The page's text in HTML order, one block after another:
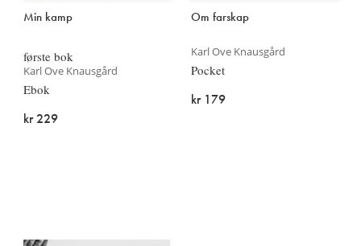
Min kamp
første bok
Karl Ove Knausgård
Ebok
kr 229
Om farskap
Karl Ove Knausgård
Pocket
kr 179